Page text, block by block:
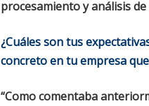
procesamiento y análisis
¿Cuáles son tus
concreto en tu empresa
“Como comentaba